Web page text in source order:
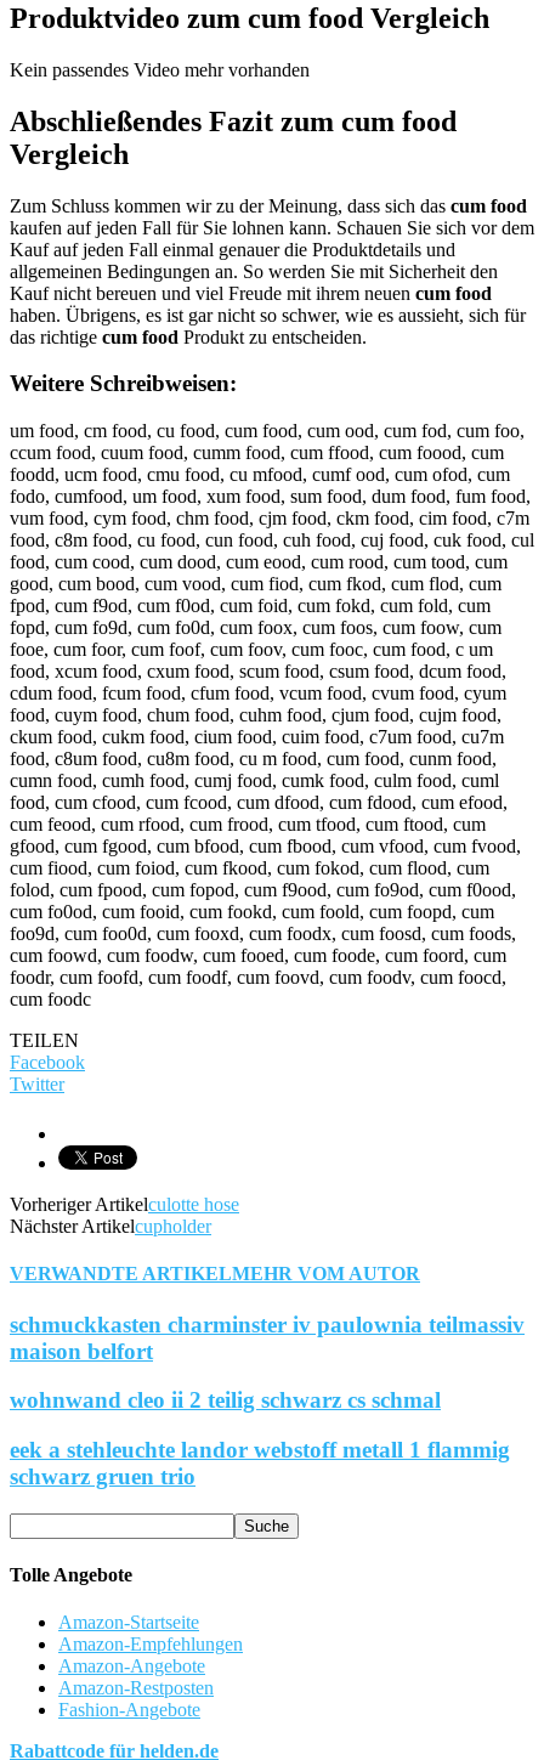
Produktvideo zum cum food Vergleich
Kein passendes Video mehr vorhanden
Abschließendes Fazit zum cum food
Vergleich
Zum Schluss kommen wir zu der Meinung, dass sich das cum food
kaufen auf jeden Fall für Sie lohnen kann. Schauen Sie sich vor dem
Kauf auf jeden Fall einmal genauer die Produktdetails und
allgemeinen Bedingungen an. So werden Sie mit Sicherheit den
Kauf nicht bereuen und viel Freude mit ihrem neuen cum food
haben. Übrigens, es ist gar nicht so schwer, wie es aussieht, sich für
das richtige cum food Produkt zu entscheiden.
Weitere Schreibweisen:
um food, cm food, cu food, cum food, cum ood, cum fod, cum foo,
ccum food, cuum food, cumm food, cum ffood, cum foood, cum
foodd, ucm food, cmu food, cu mfood, cumf ood, cum ofod, cum
fodo, cumfood, um food, xum food, sum food, dum food, fum food,
vum food, cym food, chm food, cjm food, ckm food, cim food, c7m
food, c8m food, cu food, cun food, cuh food, cuj food, cuk food, cul
food, cum cood, cum dood, cum eood, cum rood, cum tood, cum
good, cum bood, cum vood, cum fiod, cum fkod, cum flod, cum
fpod, cum f9od, cum f0od, cum foid, cum fokd, cum fold, cum
fopd, cum fo9d, cum fo0d, cum foox, cum foos, cum foow, cum
fooe, cum foor, cum foof, cum foov, cum fooc, cum food, c um
food, xcum food, cxum food, scum food, csum food, dcum food,
cdum food, fcum food, cfum food, vcum food, cvum food, cyum
food, cuym food, chum food, cuhm food, cjum food, cujm food,
ckum food, cukm food, cium food, cuim food, c7um food, cu7m
food, c8um food, cu8m food, cu m food, cum food, cunm food,
cumn food, cumh food, cumj food, cumk food, culm food, cuml
food, cum cfood, cum fcood, cum dfood, cum fdood, cum efood,
cum feood, cum rfood, cum frood, cum tfood, cum ftood, cum
gfood, cum fgood, cum bfood, cum fbood, cum vfood, cum fvood,
cum fiood, cum foiod, cum fkood, cum fokod, cum flood, cum
folod, cum fpood, cum fopod, cum f9ood, cum fo9od, cum f0ood,
cum fo0od, cum fooid, cum fookd, cum foold, cum foopd, cum
foo9d, cum foo0d, cum fooxd, cum foodx, cum foosd, cum foods,
cum foowd, cum foodw, cum fooed, cum foode, cum foord, cum
foodr, cum foofd, cum foodf, cum foovd, cum foodv, cum foocd,
cum foodc
TEILEN
Facebook
Twitter
Vorheriger Artikelculotte hose
Nächster Artikelcupholder
VERWANDTE ARTIKELMEHR VOM AUTOR
schmuckkasten charminster iv paulownia teilmassiv
maison belfort
wohnwand cleo ii 2 teilig schwarz cs schmal
eek a stehleuchte landor webstoff metall 1 flammig
schwarz gruen trio
Tolle Angebote
Amazon-Startseite
Amazon-Empfehlungen
Amazon-Angebote
Amazon-Restposten
Fashion-Angebote
Rabattcode für helden.de